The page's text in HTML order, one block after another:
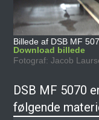
Billede af DSB MF
Download billede
Fotograf: Jacob
DSB MF 5070
følgende